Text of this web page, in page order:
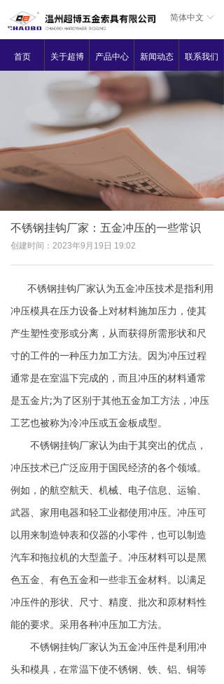
首页 关于超博 产品中心 新闻动态 联系我们
ꀅ
简体中文
不锈钢挂钩厂家：五金冲压的一些常识
创建时间： 2023年9月19日 19:02
不锈钢挂钩厂家认为五金冲压技术是指利用
冲压模具在压力设备上对材料施加压力，使其
产生塑性变形或分离，从而获得所需形状和尺
寸的工件的一种压力加工方法。因为冲压过程
通常是在室温下完成的，而且冲压的材料通常
是五金片;为了区别于其他五金加工方法，冲压
工艺也被称为冷冲压或五金板成型。
不锈钢挂钩厂家认为由于其突出的优点，
冲压技术已广泛应用于国民经济的各个领域。
例如，的航空航天、机械、电子信息、运输、
武器、家用电器和轻工业都使用冲压。冲压可
以用来制造钟表和仪器的小零件，也可以制造
汽车和拖拉机的大型盖子。冲压材料可以是黑
色五金、有色五金和一些非五金材料。以满足
冲压件的形状、尺寸、精度、批次和原材料性
能的要求。采用各种冲压加工方法。
不锈钢挂钩厂家认为五金冲压件是利用冲
头和模具，在常温下使不锈钢、铁、铝、铜等